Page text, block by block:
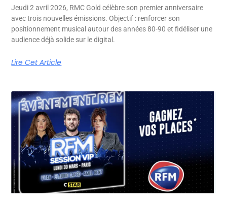
Jeudi 2 avril 2026, RMC Gold célèbre son premier anniversaire
avec trois nouvelles émissions. Objectif : renforcer son
positionnement musical autour des années 80-90 et fidéliser une
audience déjà solide sur le digital.
Lire Cet Article